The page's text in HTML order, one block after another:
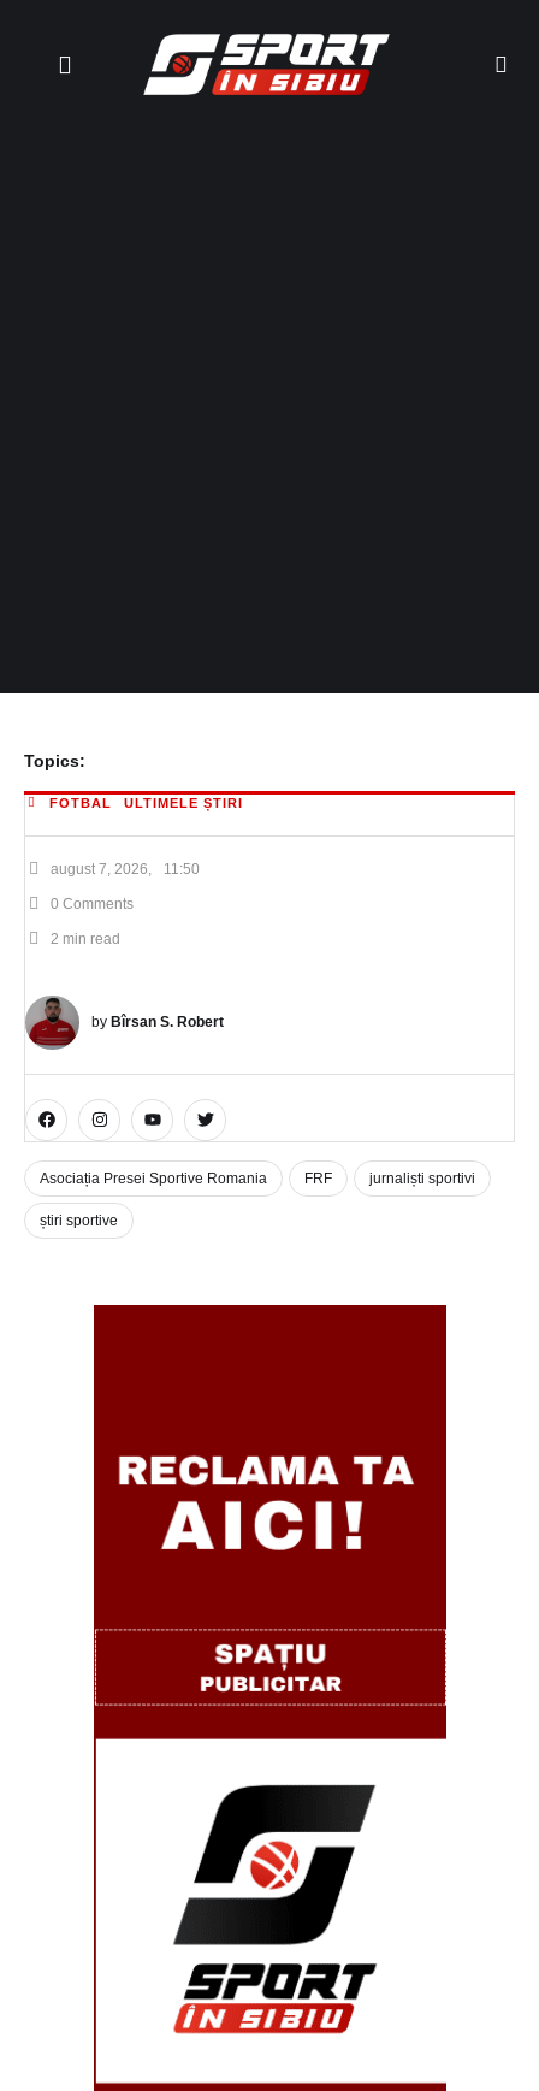
Topics:
FOTBAL ULTIMELE ȘTIRI
august 7, 2026, 11:50
0 Comments
2 min read
by Bîrsan S. Robert
Asociația Presei Sportive Romania FRF jurnaliști sportivi
știri sportive